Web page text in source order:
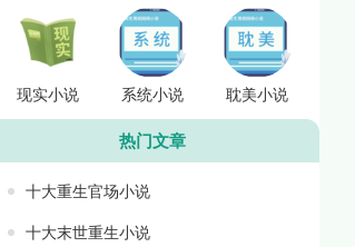
现实小说 系统小说 耽美小说
热门文章
十大重生官场小说
十大末世重生小说